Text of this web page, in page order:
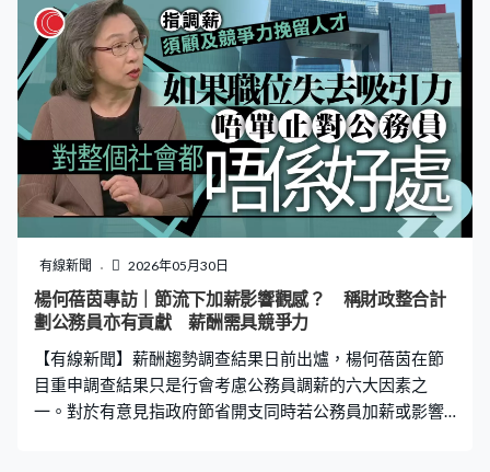
有線新聞 2026年05月30日
楊何蓓茵專訪｜節流下加薪影響觀感？ 稱財政整合計
劃公務員亦有貢獻 薪酬需具競爭力
【有線新聞】薪酬趨勢調查結果日前出爐，楊何蓓茵在節
目重申調查結果只是行會考慮公務員調薪的六大因素之
一。對於有意見指政府節省開支同時若公務員加薪或影響